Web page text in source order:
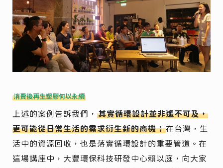
消費後再生塑膠何以永續
上述的案例告訴我們，其實循環設計並非遙不可及，
更可能從日常生活的需求衍生新的商機；在台灣，生
活中的資源回收，也是落實循環設計的重要管道。在
這場講座中，大豐環保科技研發中心賴以庭，向大家